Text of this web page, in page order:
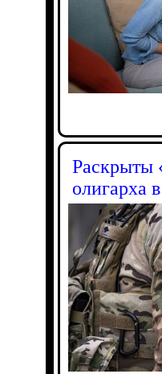
Раскрыты
олигарха